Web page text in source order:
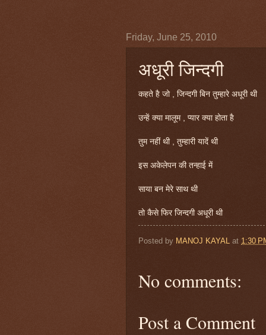
Friday, June 25, 2010
अधूरी जिन्दगी
कहते है जो , जिन्दगी बिन तुम्हारे अधूरी थी
उन्हें क्या मालूम , प्यार क्या होता है
तुम नहीं थी , तुम्हारी यादें थी
इस अकेलेपन की तन्हाई में
साया बन मेरे साथ थी
तो कैसे फिर जिन्दगी अधूरी थी
Posted by MANOJ KAYAL at 1:30
No comments:
Post a Comment